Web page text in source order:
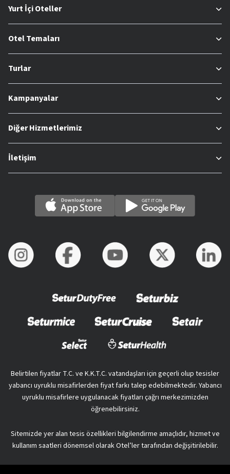
Yurt İçi Oteller
Otel Temaları
Turlar
Kampanyalar
Diğer Hizmetlerimiz
İletişim
Belirtilen fiyatlar T.C. ve K.K.T.C. vatandaşları için geçerli olup tesisler
yabancı uyruklu misafirlerden fiyat farkı talep edebilmektedir. Yabancı
uyruklu misafirlere uygulanacak fiyatları çağrı merkezimizden
öğrenebilirsiniz.
Sitemizde yer alan tesis özellikleri bilgilendirme amaçlıdır, hizmet ve
kullanım saatleri dönemsel olarak Otel’ler tarafından değişitirilebilir.